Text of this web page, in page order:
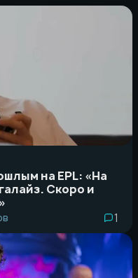
на EPL: «На
Скоро и
1